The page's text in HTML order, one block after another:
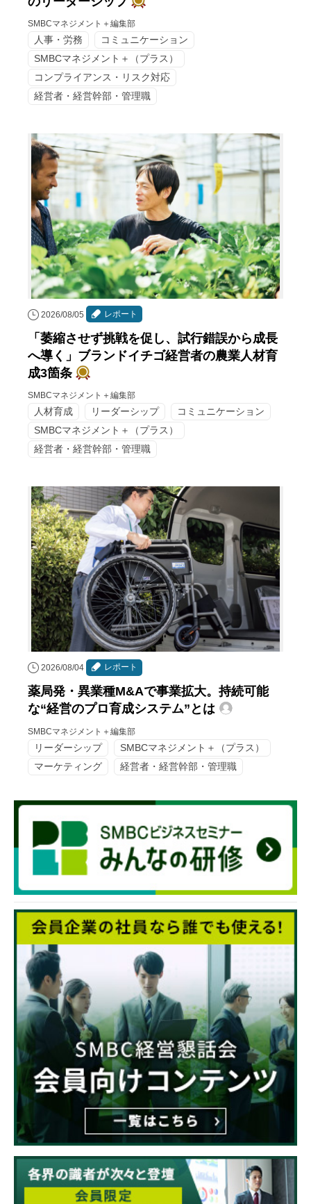
SMBCマネジメント＋編集部
人事・労務
コミュニケーション
SMBCマネジメント＋（プラス）
コンプライアンス・リスク対応
経営者・経営幹部・管理職
2026/08/05 レポート
「萎縮させず挑戦を促し、試行錯誤から成長
へ導く」ブランドイチゴ経営者の農業人材育
成3箇条
SMBCマネジメント＋編集部
人材育成 リーダーシップ
コミュニケーション
SMBCマネジメント＋（プラス）
経営者・経営幹部・管理職
2026/08/04 レポート
薬局発・異業種M&Aで事業拡大。持続可能
な“経営のプロ育成システム”とは
SMBCマネジメント＋編集部
リーダーシップ
SMBCマネジメント＋（プラス）
マーケティング
経営者・経営幹部・管理職